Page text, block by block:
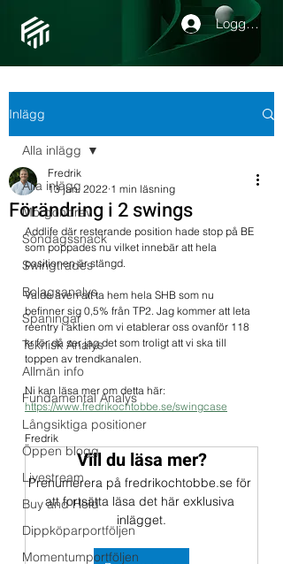
Logga in
Inlägg
Alla inlägg
Morgonbrev
Söndagssnack
Swingtrades
Bolagsanalys
Spaningar
Teknisk Analys
Allmän info
Fundamental Analys
Långsiktiga positioner
Öppen blogg
Livestream
Buy and Hold
Dippköparportföljen
Momentumportföljen
Alla inlägg
Förändring i 2 swings
Fredrik
13 jan. 2022 1 min läsning
Addlife där resterande position hade stop på BE
som poppades nu vilket innebär att hela
positionen är stängd.
Valde även att ta hem hela SHB som nu
befinner sig 0,5% från TP2. Jag kommer att leta
reentry i aktien om vi etablerar oss ovanför 118
kr för då ser jag det som troligt att vi ska till
toppen av trendkanalen.
Ni kan läsa mer om detta här:
https://www.fredrikochtobbe.se/swingcase
Fredrik
Vill du läsa mer?
Prenumerera på fredrikochtobbe.se för
att fortsätta läsa det här exklusiva
inlägget.